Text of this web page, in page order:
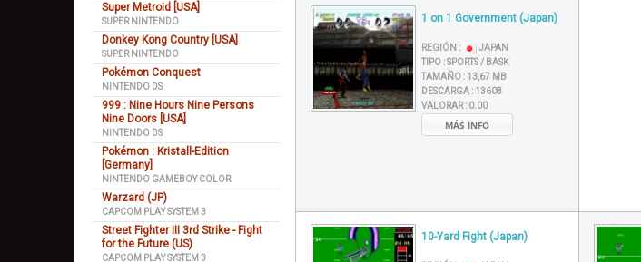
Super Metroid [USA]
SUPER NINTENDO
Donkey Kong Country [USA]
SUPER NINTENDO
Pokémon Conquest
NINTENDO DS
999 : Nine Hours Nine Persons
Nine Doors [USA]
NINTENDO DS
Pokémon : Kristall-Edition
[Germany]
NINTENDO GAMEBOY COLOR
Warzard (JP)
CAPCOM PLAY SYSTEM 3
Street Fighter III 3rd Strike - Fight
for the Future (US)
CAPCOM PLAY SYSTEM 3
1 on 1 Government (Japan)
REGIÓN :
JAPAN
TIPO :SPORTS / BASK
TAMAÑO : 13,67 MB
DESCARGA : 13608
VALORAR : 0.00
MÁS INFO
10-Yard Fight (Japan)